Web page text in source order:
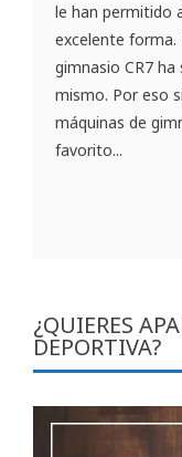
le han permitido
excelente forma.
gimnasio CR7
mismo. Por eso
máquinas de
favorito...
¿QUIERES
DEPORTIVA?